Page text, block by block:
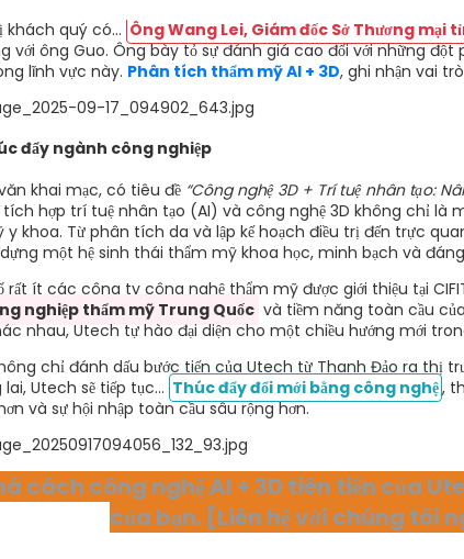
khách quý có... Ông Wang Lei, Giám đốc Sở Thương mại
với ông Guo. Ông bày tỏ sự đánh giá cao đối với những
lĩnh vực này. Phân tích thẩm mỹ AI + 3D, ghi nhận vai
đẩy ngành công nghiệp
khai mạc, có tiêu đề “Công nghệ 3D + Trí tuệ nhân tạo:
tích hợp trí tuệ nhân tạo (AI) và công nghệ 3D không chỉ
khoa. Từ phân tích da và lập kế hoạch điều trị đến trực
một hệ sinh thái thẩm mỹ khoa học, minh bạch và
rất ít các công ty công nghệ thẩm mỹ được giới thiệu tại
nghiệp thẩm mỹ Trung Quốc và tiềm năng toàn cầu
nhau, Utech tự hào đại diện cho một chiều hướng mới
chỉ đánh dấu bước tiến của Utech từ Thanh Đảo ra thị
Utech sẽ tiếp tục... Thúc đẩy đổi mới bằng công nghệ,
và sự hội nhập toàn cầu sâu rộng hơn.
cách công nghệ AI + 3D tiên tiến của
của bạn. [Liên hệ với chúng tôi